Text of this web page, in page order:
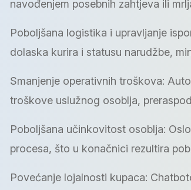
navođenjem posebnih zahtjeva ili
Poboljšana logistika i upravljanje
dolaska kurira i statusu narudžbe,
Smanjenje operativnih troškova:
troškove uslužnog osoblja,
Poboljšana učinkovitost osoblja:
procesa, što u konačnici rezultira
Povećanje lojalnosti kupaca: